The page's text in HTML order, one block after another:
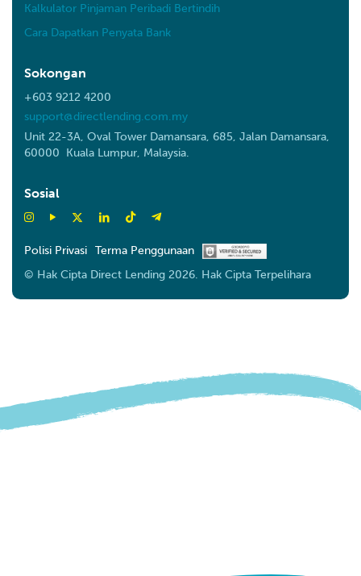
Sokongan
+603 9212 4200
support@directlending.com.my
Unit 22-3A, Oval Tower Damansara, 685, Jalan Damansara,
60000 Kuala Lumpur, Malaysia.
Kalkulator Pinjaman Peribadi Bertindih
Cara Dapatkan Penyata Bank
Sosial
© Hak Cipta Direct Lending 2026. Hak Cipta Terpelihara
Polisi Privasi Terma Penggunaan